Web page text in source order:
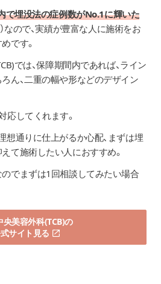
で埋没法の症例数がNo.1に輝いた
なので、実績が豊富な人に施術をお
です。
では、保障期間内であれば、ライン
ん、二重の幅や形などのデザイン
応してくれます。
想通りに仕上がるか心配、まずは埋
て施術したい人におすすめ。
でまずは1回相談してみたい場合
央美容外科(TCB)の
サイト見る